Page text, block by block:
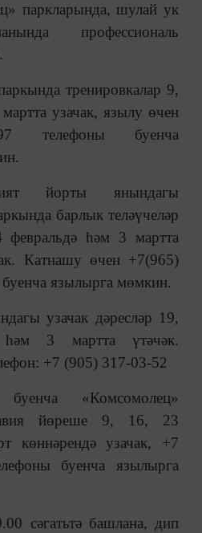
паркларында, шулай ук
профессиональ
тренировкалар 9,
узачак, язылу өчен
телефоны буенча
йорты янындагы
барлык теләүчеләр
һәм 3 мартта
Катнашу өчен +7(965)
язылырга мөмкин.
узачак дәресләр 19,
3 мартта үтәчәк.
+7 (905) 317-03-52
«Комсомолец»
йөреше 9, 16, 23
көннәрендә узачак, +7
буенча язылырга
сәгатьтә башлана, дип